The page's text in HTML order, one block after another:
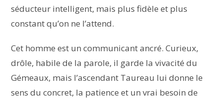
séducteur intelligent, mais plus fidèle et plus
constant qu’on ne l’attend.
Cet homme est un communicant ancré. Curieux,
drôle, habile de la parole, il garde la vivacité du
Gémeaux, mais l’ascendant Taureau lui donne le
sens du concret, la patience et un vrai besoin de